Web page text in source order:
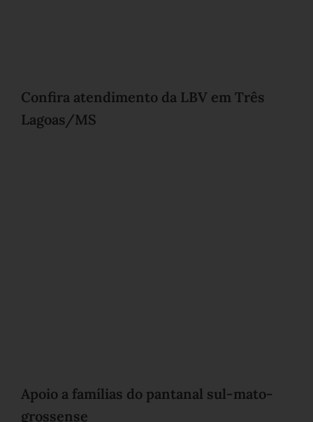
Confira atendimento da LBV em Três
Lagoas/MS
Apoio a famílias do pantanal sul-mato-
grossense